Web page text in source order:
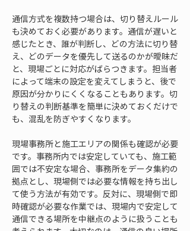
通信方式を複数持つ場合は、切り替えルール
も決めておく必要があります。通信が遅いと
感じたとき、誰が判断し、どの方法に切り替
え、どのデータを優先して送るのかが曖昧だ
と、現場ごとに対応がばらつきます。担当者
によって端末の設定を変えてしまうと、後で
原因が分かりにくくなることもあります。切
り替えの判断基準を簡単に決めておくだけで
も、混乱を防ぎやすくなります。
現場事務所と施工エリアの関係も確認が必要
です。事務所内では安定していても、施工範
囲では不安定な場合、事務所をデータ集約の
拠点とし、現場側では必要な情報を持ち出し
て使う方法が有効です。反対に、現場側で即
時確認が必要な作業では、現場内で安定して
通信できる場所を中継点のように扱うことも